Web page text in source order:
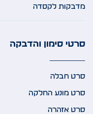
מדבקות לקסדה
סרטי סימון והדבקה
סרט חבלה
סרט מונע החלקה
סרט אזהרה